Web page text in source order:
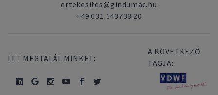
ertekesites@gindumac.hu
+49 631 343738 20
ITT MEGTALÁL MINKET:
A KÖVETKEZŐ
TAGJA: